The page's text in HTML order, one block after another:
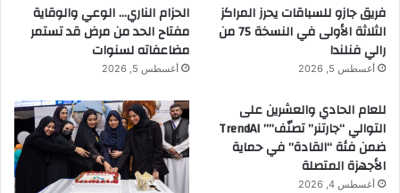
فريق جازو للسباقات يحرز المراكز
الثلاثة الأولى في النسخة 75 من
رالي فنلندا
أغسطس 5, 2026
الحزام الناري… الوعي والوقاية
مفتاح الحد من مرض قد تستمر
مضاعفاته لسنوات
أغسطس 5, 2026
للعام الحادي والعشرين على
التوالي “جارتنر” تصنّف”” TrendAI
ضمن فئة “القادة” في حماية
الأجهزة المتصلة
أغسطس 4, 2026